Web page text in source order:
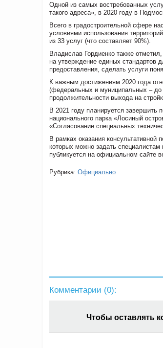
Одной из самых востребованных
такого адреса», в 2020 году в
Всего в градостроительной сфере
условиями использования
из 33 услуг (что составляет 90%).
Владислав Гордиенко также
на утверждение единых стандартов
предоставления, сделать услуги
К важным достижениям 2020 года
(федеральных и муниципальных – до
продолжительности выхода на
В 2021 году планируется завершить
национального парка «Лосиный
«Согласование специальных
В рамках оказания
которых можно задать
публикуется на официальном сайте
Рубрика: Официально
Комментарии (0):
Чтобы оставлять